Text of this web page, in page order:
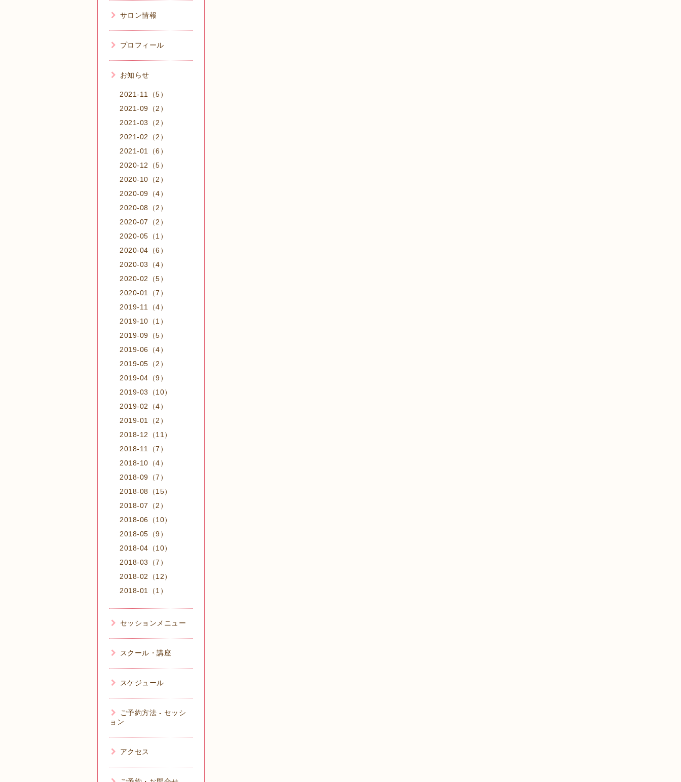
サロン情報
プロフィール
お知らせ
2021-11（5）
2021-09（2）
2021-03（2）
2021-02（2）
2021-01（6）
2020-12（5）
2020-10（2）
2020-09（4）
2020-08（2）
2020-07（2）
2020-05（1）
2020-04（6）
2020-03（4）
2020-02（5）
2020-01（7）
2019-11（4）
2019-10（1）
2019-09（5）
2019-06（4）
2019-05（2）
2019-04（9）
2019-03（10）
2019-02（4）
2019-01（2）
2018-12（11）
2018-11（7）
2018-10（4）
2018-09（7）
2018-08（15）
2018-07（2）
2018-06（10）
2018-05（9）
2018-04（10）
2018-03（7）
2018-02（12）
2018-01（1）
セッションメニュー
スクール・講座
スケジュール
ご予約方法 - セッシ
ョン
アクセス